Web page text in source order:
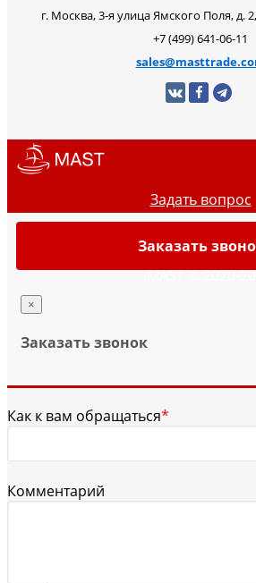
г. Москва, 3-я улица Ямского Поля, д.
+7 (499) 641-06-11
Задать вопрос
Заказать
MAST © 2020-
×
Заказать звонок
Как к вам обращаться*
Комментарий